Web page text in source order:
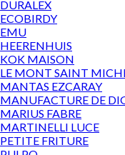
DURALEX
ECOBIRDY
EMU
HEERENHUIS
KOK MAISON
LE MONT SAINT
MANTAS EZCARAY
MANUFACTURE DE
MARIUS FABRE
MARTINELLI LUCE
PETITE FRITURE